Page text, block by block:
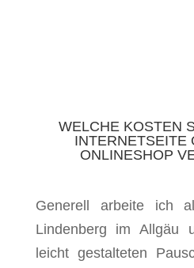
WELCHE KOSTEN
INTERNETSEITE
ONLINESHOP
Generell arbeite ich
Lindenberg im Allgäu
leicht gestalteten